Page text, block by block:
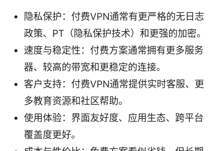
隐私保护：付费VPN通常有更严格的无日志
政策、PT（隐私保护技术）和更强的加密。
速度与稳定性：付费方案通常拥有更多服务
器、较高的带宽和更稳定的连接。
客户支持：付费VPN通常提供实时客服、更
多教育资源和社区帮助。
使用体验：界面友好度、应用生态、跨平台
覆盖度更好。